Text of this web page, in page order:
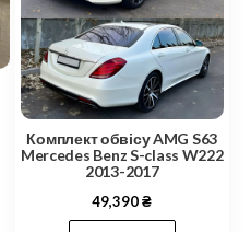
Комплект обвісу AMG S63
Mercedes Benz S-class W222
2013-2017
49,390₴